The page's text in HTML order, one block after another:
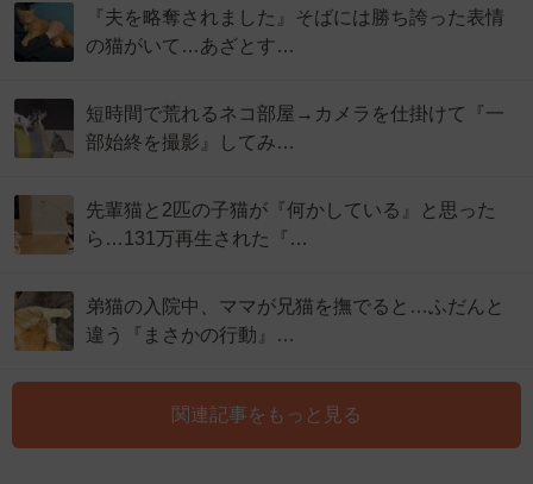
『夫を略奪されました』そばには勝ち誇った表情
の猫がいて…あざとす…
短時間で荒れるネコ部屋→カメラを仕掛けて『一
部始終を撮影』してみ…
先輩猫と2匹の子猫が『何かしている』と思った
ら…131万再生された『…
弟猫の入院中、ママが兄猫を撫でると…ふだんと
違う『まさかの行動』…
関連記事をもっと見る